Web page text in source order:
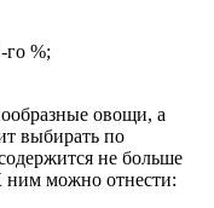
го %;
овощи, а
выбирать по
не больше
ним можно отнести: